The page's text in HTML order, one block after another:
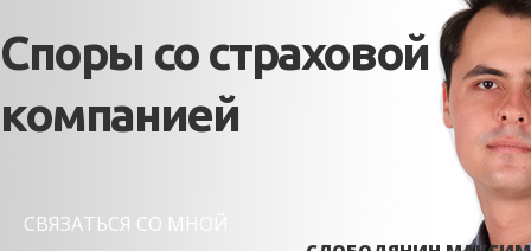
Споры со страховой
компанией
СВЯЗАТЬСЯ СО МНОЙ